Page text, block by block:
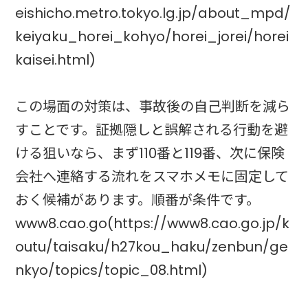
eishicho.metro.tokyo.lg.jp/about_mpd/
keiyaku_horei_kohyo/horei_jorei/horei
kaisei.html)
この場面の対策は、事故後の自己判断を減ら
すことです。証拠隠しと誤解される行動を避
ける狙いなら、まず110番と119番、次に保険
会社へ連絡する流れをスマホメモに固定して
おく候補があります。順番が条件です。
www8.cao.go(https://www8.cao.go.jp/k
outu/taisaku/h27kou_haku/zenbun/ge
nkyo/topics/topic_08.html)